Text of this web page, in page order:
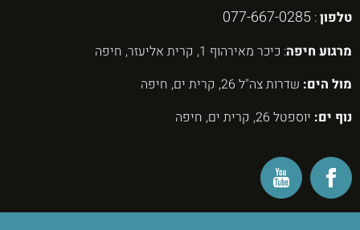
טלפון:
077-667-0285
מרגוע חיפה: כיכר מאירהוף 1, קרית אליעזר, חיפה
מול הים: שדרות צה"ל 26, קרית ים, חיפה
נוף ים: יוספטל 26, קרית ים, חיפה